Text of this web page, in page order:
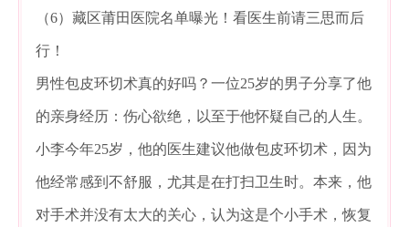
（6）藏区莆田医院名单曝光！看医生前请三思而后
行！
男性包皮环切术真的好吗？一位25岁的男子分享了他
的亲身经历：伤心欲绝，以至于他怀疑自己的人生。
小李今年25岁，他的医生建议他做包皮环切术，因为
他经常感到不舒服，尤其是在打扫卫生时。本来，他
对手术并没有太大的关心，认为这是个小手术，恢复